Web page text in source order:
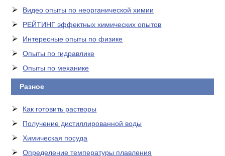
Видео опыты по неорганической химии
РЕЙТИНГ эффектных химических опытов
Интересные опыты по физике
Опыты по гидравлике
Опыты по механике
Разное
Как готовить растворы
Получение дистиллированной воды
Химическая посуда
Определение температуры плавления